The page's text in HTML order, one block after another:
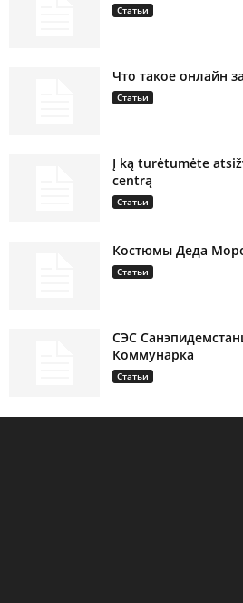
Статьи
Что такое онлайн
Статьи
Į ką turėtumėte
centrą
Статьи
Костюмы Деда
Статьи
СЭС
Коммунарка
Статьи